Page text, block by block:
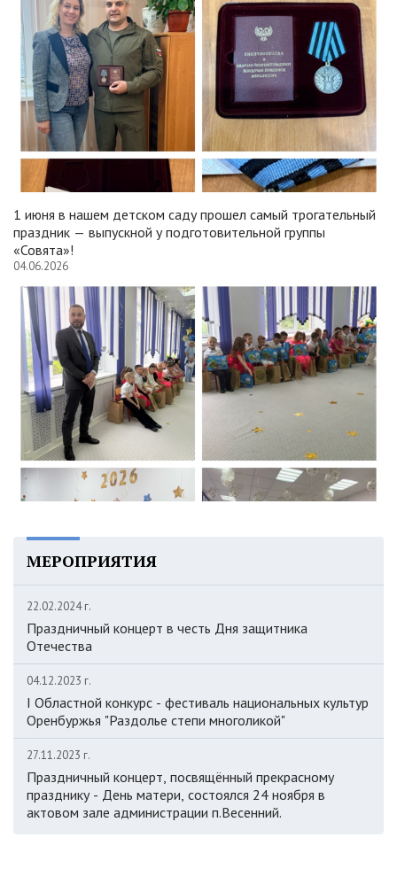
1 июня в нашем детском саду прошел самый трогательный
праздник — выпускной у подготовительной группы
«Совята»!
04.06.2026
МЕРОПРИЯТИЯ
22.02.2024 г.
Праздничный концерт в честь Дня защитника
Отечества
04.12.2023 г.
I Областной конкурс - фестиваль национальных культур
Оренбуржья "Раздолье степи многоликой"
27.11.2023 г.
Праздничный концерт, посвящённый прекрасному
празднику - День матери, состоялся 24 ноября в
актовом зале администрации п.Весенний.